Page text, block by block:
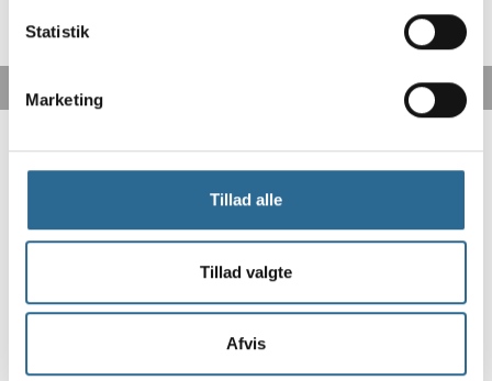
Statistik
Marketing
Tillad alle
Tillad valgte
Afvis
GLS pakkeshop fra 43,-